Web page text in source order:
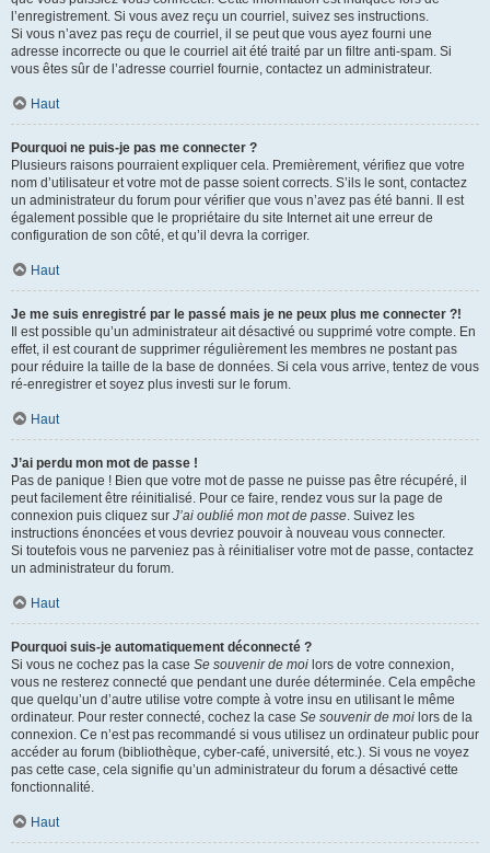
l’enregistrement. Si vous avez reçu un courriel, suivez ses instructions.
Si vous n’avez pas reçu de courriel, il se peut que vous ayez fourni une
adresse incorrecte ou que le courriel ait été traité par un filtre anti-spam. Si
vous êtes sûr de l’adresse courriel fournie, contactez un administrateur.
Haut
Pourquoi ne puis-je pas me connecter ?
Plusieurs raisons pourraient expliquer cela. Premièrement, vérifiez que votre
nom d’utilisateur et votre mot de passe soient corrects. S’ils le sont, contactez
un administrateur du forum pour vérifier que vous n’avez pas été banni. Il est
également possible que le propriétaire du site Internet ait une erreur de
configuration de son côté, et qu’il devra la corriger.
Haut
Je me suis enregistré par le passé mais je ne peux plus me connecter ?!
Il est possible qu’un administrateur ait désactivé ou supprimé votre compte. En
effet, il est courant de supprimer régulièrement les membres ne postant pas
pour réduire la taille de la base de données. Si cela vous arrive, tentez de vous
ré-enregistrer et soyez plus investi sur le forum.
Haut
J’ai perdu mon mot de passe !
Pas de panique ! Bien que votre mot de passe ne puisse pas être récupéré, il
peut facilement être réinitialisé. Pour ce faire, rendez vous sur la page de
connexion puis cliquez sur J’ai oublié mon mot de passe. Suivez les
instructions énoncées et vous devriez pouvoir à nouveau vous connecter.
Si toutefois vous ne parveniez pas à réinitialiser votre mot de passe, contactez
un administrateur du forum.
Haut
Pourquoi suis-je automatiquement déconnecté ?
Si vous ne cochez pas la case Se souvenir de moi lors de votre connexion,
vous ne resterez connecté que pendant une durée déterminée. Cela empêche
que quelqu’un d’autre utilise votre compte à votre insu en utilisant le même
ordinateur. Pour rester connecté, cochez la case Se souvenir de moi lors de la
connexion. Ce n’est pas recommandé si vous utilisez un ordinateur public pour
accéder au forum (bibliothèque, cyber-café, université, etc.). Si vous ne voyez
pas cette case, cela signifie qu’un administrateur du forum a désactivé cette
fonctionnalité.
Haut